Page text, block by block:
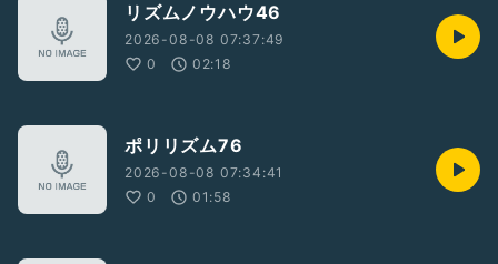
リズムノウハウ46
2026-08-08 07:37:49
0
02:18
ポリリズム76
2026-08-08 07:34:41
0
01:58